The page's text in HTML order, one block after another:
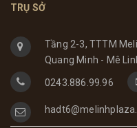
TRỤ SỞ
Tầng 2-3, TTTM
Quang Minh - Mê
0243.886.99.96